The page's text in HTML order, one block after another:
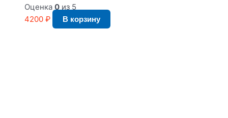
Оценка 0 из 5
4200 ₽ В корзину